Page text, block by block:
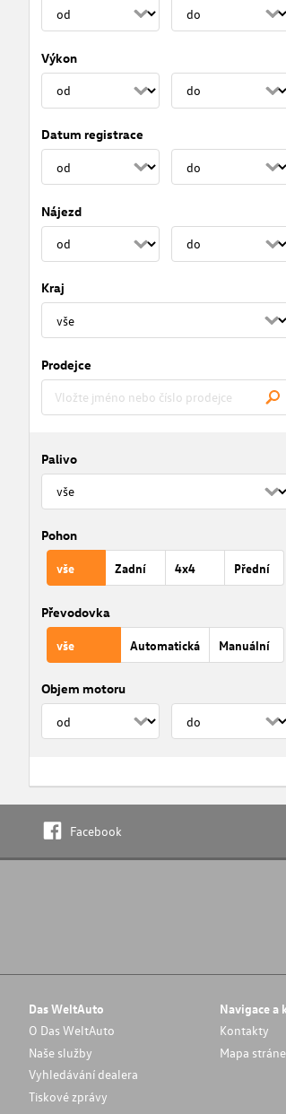
Výkon
Datum registrace
Nájezd
Kraj
Prodejce
Palivo
Pohon
vše Zadní 4x4 Přední
Převodovka
vše Automatická Manuální
Objem motoru
Facebook
Das WeltAuto
O Das WeltAuto
Naše služby
Vyhledávání dealera
Tiskové zprávy
Navigace a
Kontakty
Mapa